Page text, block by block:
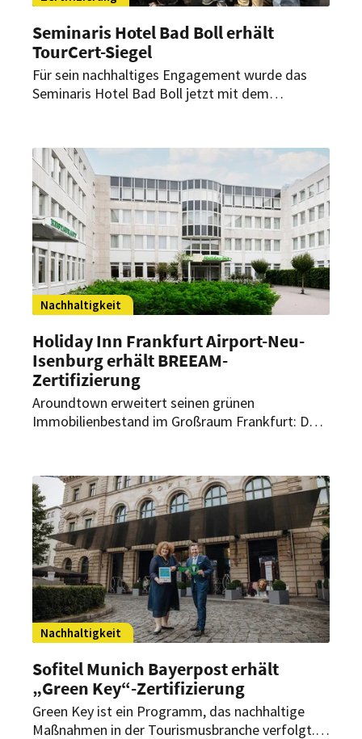
Seminaris Hotel Bad Boll erhält
TourCert-Siegel
Für sein nachhaltiges Engagement wurde das
Seminaris Hotel Bad Boll jetzt mit dem
Liste der Seminaris-Häuser ein, die bereits für
ihre Nachhaltigkeitsstrategie zertifiziert wurden.
Nachhaltigkeit
Holiday Inn Frankfurt Airport-Neu-
Isenburg erhält BREEAM-
Zertifizierung
Aroundtown erweitert seinen grünen
Immobilienbestand im Großraum Frankfurt: Das
Nachhaltigkeit
Sofitel Munich Bayerpost erhält
„Green Key“-Zertifizierung
Green Key ist ein Programm, das nachhaltige
Maßnahmen in der Tourismusbranche verfolgt.